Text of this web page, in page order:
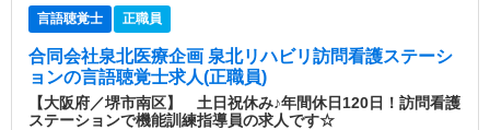
言語聴覚士 正職員
合同会社泉北医療企画 泉北リハビリ訪問看護ステーシ
ョンの言語聴覚士求人(正職員)
【大阪府／堺市南区】 土日祝休み♪年間休日120日！訪問看護
ステーションで機能訓練指導員の求人です☆